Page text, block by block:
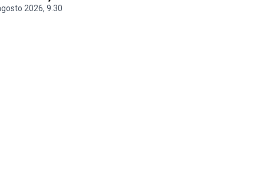
2026, 9.30